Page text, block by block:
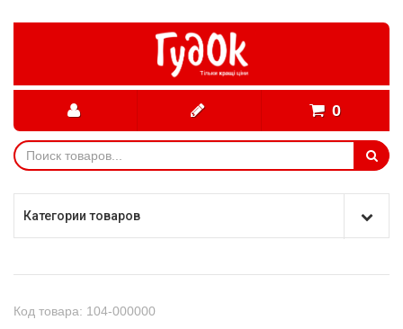
0
Категории товаров
Код товара: 104-000000